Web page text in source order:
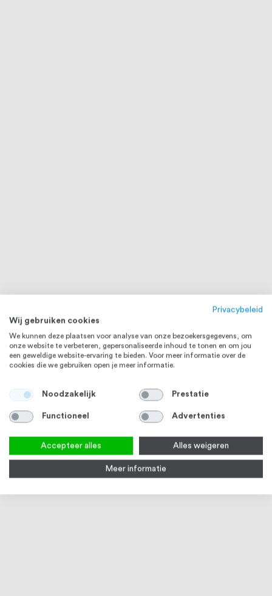
RVS 316
D sluiting 6 mm RVS316
Houtschroef met ring,
Ring
Privacybeleid
Wij gebruiken cookies
We kunnen deze plaatsen voor analyse van onze bezoekersgegevens, om
onze website te verbeteren, gepersonaliseerde inhoud te tonen en om jou
een geweldige website-ervaring te bieden. Voor meer informatie over de
cookies die we gebruiken open je meer informatie.
Noodzakelijk Prestatie
Functioneel Advertenties
Accepteer alles Alles weigeren
Meer informatie